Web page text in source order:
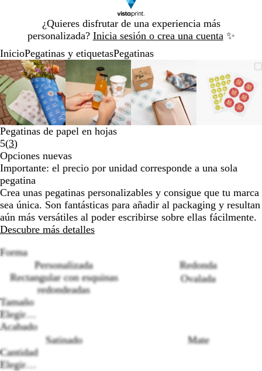
¿Quieres disfrutar de una experiencia más
personalizada? Inicia sesión o crea una cuenta ✨
1
InicioPegatinas y etiquetasPegatinas
Imagen
ampliable
Acercado
hasta
mínimo
Haz
clic
para
expandir
Utiliza
las
teclas
de
más
y
menos
ampliar
flechas
para
por
la
imagen
Imagen
ampliable
Acercado
hasta
mínimo
Haz
clic
para
expandir
Utiliza
las
teclas
de
más
y
menos
ampliar
alejar
las
la
ampliable
hasta
mínimo
clic
para
expandir
las
teclas
de
más
y
ampliar
y
alejar
y
las
imagen
Imagen
hasta
mínimo
clic
para
Utiliza
las
teclas
de
más
ampliar
Diapositiva
1
de
4
Pegatinas de papel en hojas
5(3Leer
3
reseñas
)
Opciones nuevas
Importante: el precio por unidad corresponde a una sola
pegatina
Crea unas pegatinas personalizables y consigue que tu marca
sea única. Son fantásticas para añadir al packaging y resultan
aún más versátiles al poder escribirse sobre ellas fácilmente.
Descubre más detalles
Forma
Personalizada
Redonda
Rectangular con esquinas
redondeadas
Ovalada
Tamaño
Elegir…
Acabado
Satinado
Mate
Cantidad
Elegir…